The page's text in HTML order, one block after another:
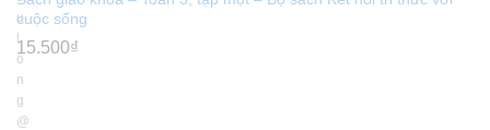
cuộc sống
15.500₫
u
l
o
n
g
@